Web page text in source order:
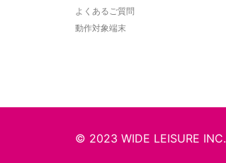
よくあるご質問
動作対象端末
© 2023 WIDE LEISURE INC.